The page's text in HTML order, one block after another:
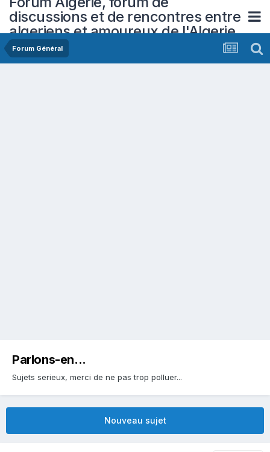
discussions et de rencontres entre
algeriens et amoureux de l'Algerie
Forum Général
Parlons-en...
Sujets serieux, merci de ne pas trop polluer...
Nouveau sujet